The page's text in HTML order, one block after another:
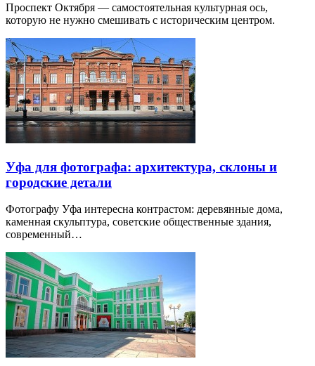
Проспект Октября — самостоятельная культурная ось,
которую не нужно смешивать с историческим центром.
Уфа для фотографа: архитектура, склоны и
городские детали
Фотографу Уфа интересна контрастом: деревянные дома,
каменная скульптура, советские общественные здания,
современный…